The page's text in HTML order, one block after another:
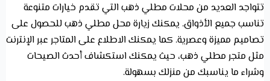
تتواجد العديد من محلات مطلي ذهب التي تقدم خيارات متنوعة
تناسب جميع الأذواق. يمكنك زيارة محل مطلي ذهب للحصول على
تصاميم مميزة وعصرية. كما يمكنك الاطلاع على المتاجر عبر الإنترنت
مثل متجر مطلي ذهب، حيث يمكنك استكشاف أحدث الصيحات
وشراء ما يناسبك من منزلك بسهولة.